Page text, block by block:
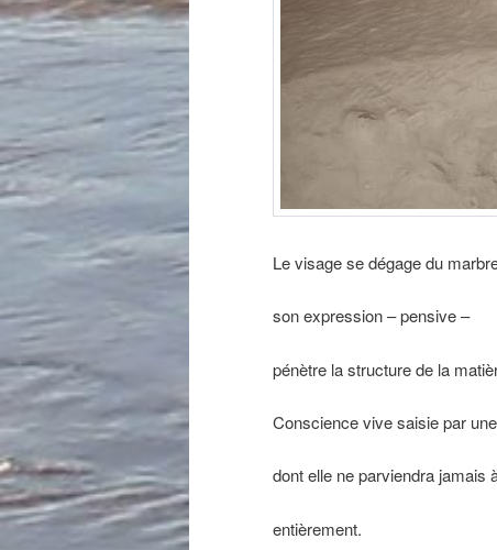
Le visage se dégage du
son expression – pensive –
pénètre la structure de la
Conscience vive saisie par
dont elle ne parviendra jamais
entièrement.